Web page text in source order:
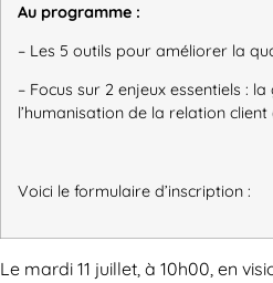
Au programme :
– Les 5 outils pour améliorer la
– Focus sur 2 enjeux essentiels :
l’humanisation de la relation
Voici le formulaire d’inscription :
Le mardi 11 juillet, à 10h00, en